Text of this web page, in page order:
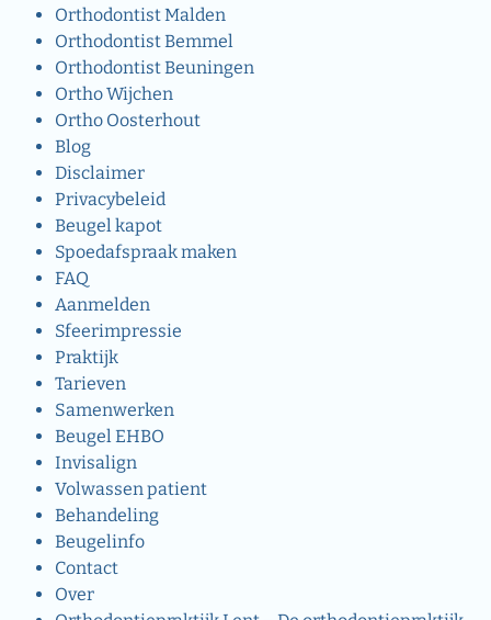
Orthodontist Malden
Orthodontist Bemmel
Orthodontist Beuningen
Ortho Wijchen
Ortho Oosterhout
Blog
Disclaimer
Privacybeleid
Beugel kapot
Spoedafspraak maken
FAQ
Aanmelden
Sfeerimpressie
Praktijk
Tarieven
Samenwerken
Beugel EHBO
Invisalign
Volwassen patient
Behandeling
Beugelinfo
Contact
Over